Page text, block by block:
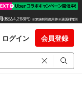
ログイン 会員登録